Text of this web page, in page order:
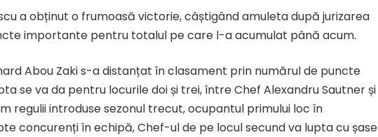
a obținut o frumoasă victorie, câștigând amuleta după jurizarea
importante pentru totalul pe care l-a acumulat până acum.
Abou Zaki s-a distanțat în clasament prin numărul de puncte
se va da pentru locurile doi și trei, între Chef Alexandru Sautner și
regulii introduse sezonul trecut, ocupantul primului loc în
concurenți în echipă, Chef-ul de pe locul secund va lupta cu șase